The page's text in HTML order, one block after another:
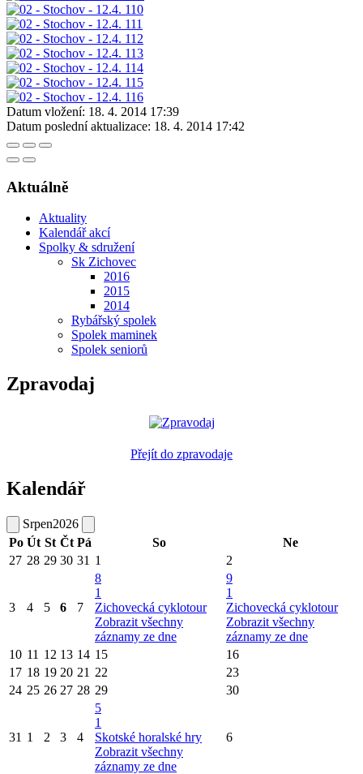
Datum vložení: 18. 4. 2014 17:39
Datum poslední aktualizace: 18. 4. 2014 17:42
Aktuálně
Aktuality
Kalendář akcí
Spolky & sdružení
Sk Zichovec
2016
2015
2014
Rybářský spolek
Spolek maminek
Spolek seniorů
Zpravodaj
Přejít do zpravodaje
Kalendář
Srpen2026
Po Út St Čt Pá So
Ne
27 28 29 30 31 1 2
3 4 5 6 7
8
1
Zichovecká cyklotour
Zobrazit všechny
záznamy ze dne
9
1
Zichovecká cyklotour
Zobrazit všechny
záznamy ze dne
10 11 12 13 14 15
16
17 18 19 20 21 22
23
24 25 26 27 28 29 30
31 1 2 3 4
5
1
Skotské horalské hry
Zobrazit všechny
záznamy ze dne
6